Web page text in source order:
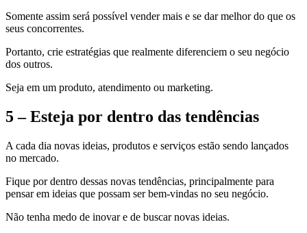
Somente assim será possível vender mais e se dar melhor do que os
seus concorrentes.
Portanto, crie estratégias que realmente diferenciem o seu negócio
dos outros.
Seja em um produto, atendimento ou marketing.
5 – Esteja por dentro das tendências
A cada dia novas ideias, produtos e serviços estão sendo lançados
no mercado.
Fique por dentro dessas novas tendências, principalmente para
pensar em ideias que possam ser bem-vindas no seu negócio.
Não tenha medo de inovar e de buscar novas ideias.